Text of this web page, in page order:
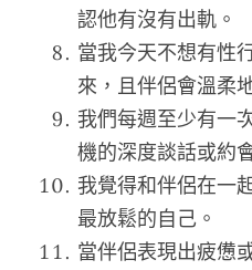
認他有沒有出軌。
當我今天不想有性
來，且伴侶會溫柔
我們每週至少有一
機的深度談話或約
我覺得和伴侶在一
最放鬆的自己。
當伴侶表現出疲憊